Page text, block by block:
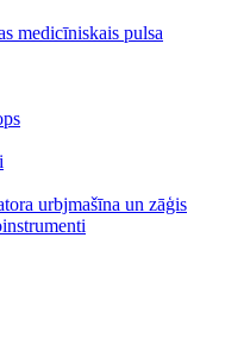
medicīniskais pulsa
urbjmašīna un zāģis